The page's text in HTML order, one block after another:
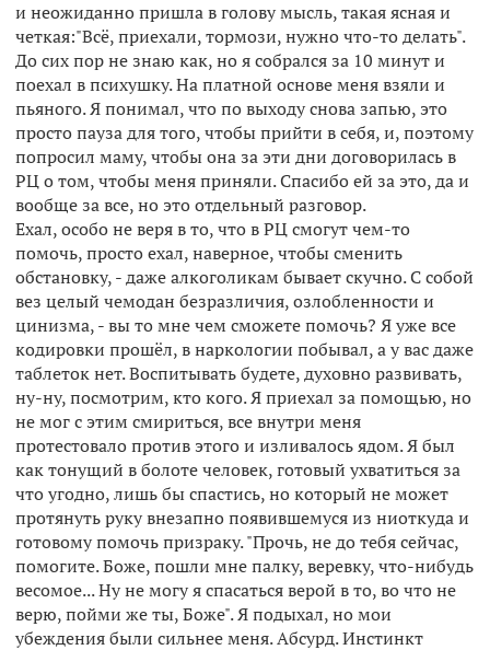
и неожиданно пришла в голову мысль, такая ясная и
четкая:"Всё, приехали, тормози, нужно что-то делать".
До сих пор не знаю как, но я собрался за 10 минут и
поехал в психушку. На платной основе меня взяли и
пьяного. Я понимал, что по выходу снова запью, это
просто пауза для того, чтобы прийти в себя, и, поэтому
попросил маму, чтобы она за эти дни договорилась в
РЦ о том, чтобы меня приняли. Спасибо ей за это, да и
вообще за все, но это отдельный разговор.
Ехал, особо не веря в то, что в РЦ смогут чем-то
помочь, просто ехал, наверное, чтобы сменить
обстановку, - даже алкоголикам бывает скучно. С собой
вез целый чемодан безразличия, озлобленности и
цинизма, - вы то мне чем сможете помочь? Я уже все
кодировки прошёл, в наркологии побывал, а у вас даже
таблеток нет. Воспитывать будете, духовно развивать,
ну-ну, посмотрим, кто кого. Я приехал за помощью, но
не мог с этим смириться, все внутри меня
протестовало против этого и изливалось ядом. Я был
как тонущий в болоте человек, готовый ухватиться за
что угодно, лишь бы спастись, но который не может
протянуть руку внезапно появившемуся из ниоткуда и
готовому помочь призраку. "Прочь, не до тебя сейчас,
помогите. Боже, пошли мне палку, веревку, что-нибудь
весомое... Ну не могу я спасаться верой в то, во что не
верю, пойми же ты, Боже". Я подыхал, но мои
убеждения были сильнее меня. Абсурд. Инстинкт